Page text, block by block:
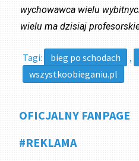
wychowawca wielu
wielu ma dzisiaj profesorskie
Tagi: bieg po schodach ,
wszystkoobieganiu.pl
OFICJALNY FANPAGE
#REKLAMA